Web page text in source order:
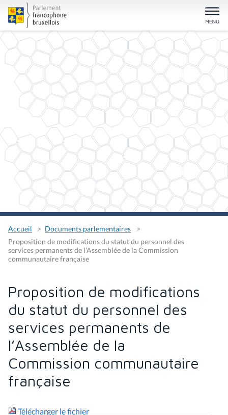
Accueil
Documents parlementaires
Proposition de modifications du statut du personnel des
services permanents de l’Assemblée de la Commission
communautaire française
Proposition de modifications
du statut du personnel des
services permanents de
l’Assemblée de la
Commission communautaire
française
Télécharger le fichier